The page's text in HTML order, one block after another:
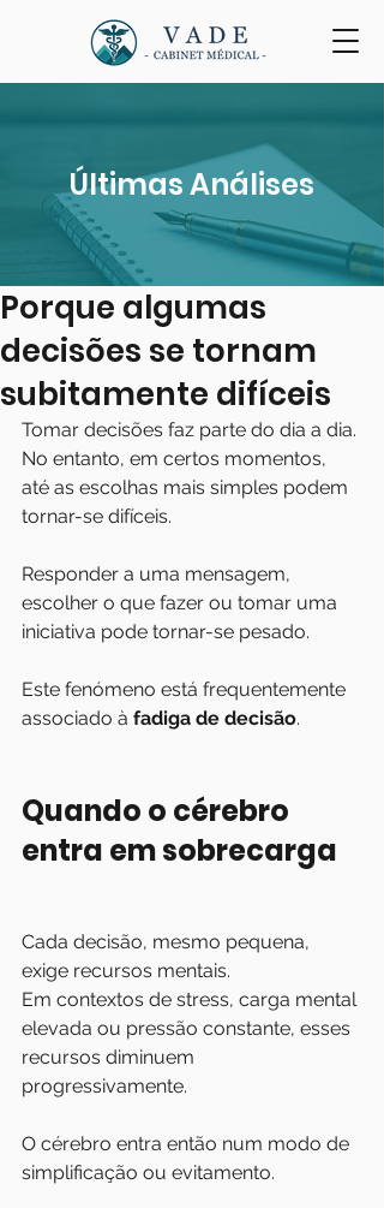
Últimas Análises
Porque algumas
decisões se tornam
subitamente difíceis
Tomar decisões faz parte do dia a dia.
No entanto, em certos momentos,
até as escolhas mais simples podem
tornar-se difíceis.
Responder a uma mensagem,
escolher o que fazer ou tomar uma
iniciativa pode tornar-se pesado.
Este fenómeno está frequentemente
associado à fadiga de decisão.
Quando o cérebro
entra em sobrecarga
Cada decisão, mesmo pequena,
exige recursos mentais.
Em contextos de stress, carga mental
elevada ou pressão constante, esses
recursos diminuem
progressivamente.
O cérebro entra então num modo de
simplificação ou evitamento.